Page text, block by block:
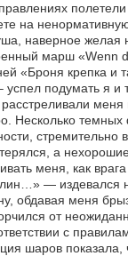
полетели
на
наверное желая
марш «Wenn
«Броня крепка и
успел подумать я и
Несколько темных
стремительно
а
меня, как
— издевался
обдавая меня
от
с
шаров показала,